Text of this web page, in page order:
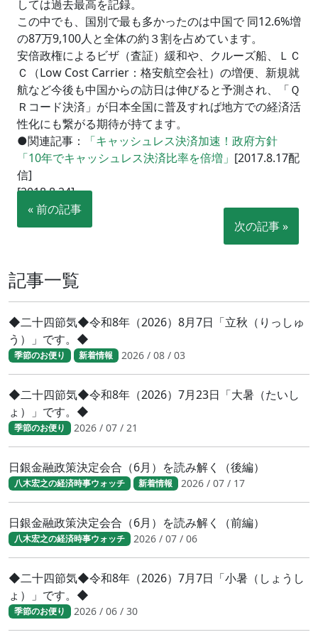
しては過去最高を記録。
この中でも、国別で最も多かったのは中国で 同12.6%増
の87万9,100人と全体の約３割を占めています。
安倍政権によるビザ（査証）緩和や、クルーズ船、ＬＣ
Ｃ（Low Cost Carrier：格安航空会社）の増便、新規就
航など今後も中国からの訪日は伸びると予測され、「Ｑ
Ｒコード決済」が日本全国に普及すれば地方での経済活
性化にも繋がる期待が持てます。
●関連記事：
「キャッシュレス決済加速！政府方針
「10年でキャッシュレス決済比率を倍増」 [2017.8.17配
信]
[2018.8.24]
« 前の記事
次の記事 »
記事一覧
◆二十四節気◆令和8年（2026）8月7日「立秋（りっしゅ
う）」です。◆
季節のお便り 新着情報 2026 / 08 / 03
◆二十四節気◆令和8年（2026）7月23日「大暑（たいし
ょ）」です。◆
季節のお便り 2026 / 07 / 21
日銀金融政策決定会合（6月）を読み解く（後編）
八木宏之の経済時事ウォッチ 新着情報 2026 / 07 / 17
日銀金融政策決定会合（6月）を読み解く（前編）
八木宏之の経済時事ウォッチ 2026 / 07 / 06
◆二十四節気◆令和8年（2026）7月7日「小暑（しょうし
ょ）」です。◆
季節のお便り 2026 / 06 / 30